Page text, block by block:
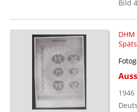
Bild
1946